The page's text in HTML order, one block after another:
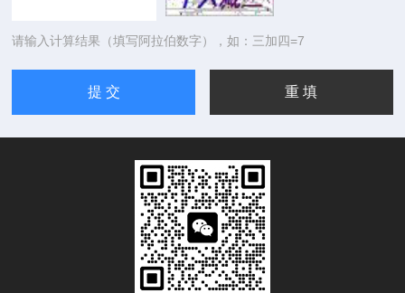
请输入计算结果（填写阿拉伯数字），如：三加四=7